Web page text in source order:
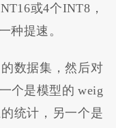
或4个INT8，
种提速。
数据集，然后对
个是模型的 weig
统计，另一个是